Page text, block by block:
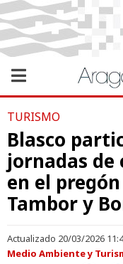
TURISMO
Blasco
jornadas de
en el
Tambor y
Actualizado 20/03/2026
Medio Ambiente y